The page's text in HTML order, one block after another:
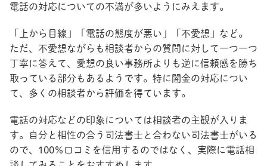
電話の対応についての不満が多いようにみえます。
「上から目線」「電話の態度が悪い」「不愛想」など。
ただ、不愛想ながらも相談者からの質問に対して一つ一つ
丁寧に答えて、愛想の良い事務所よりも逆に信頼感を勝ち
取っている部分もあるようです。特に闇金の対応につい
て、多くの相談者から評価を得ています。
電話の対応などの印象については相談者の主観が入りま
す。自分と相性の合う司法書士と合わない司法書士がいる
ので、100％口コミを信用するのではなく、実際に電話相